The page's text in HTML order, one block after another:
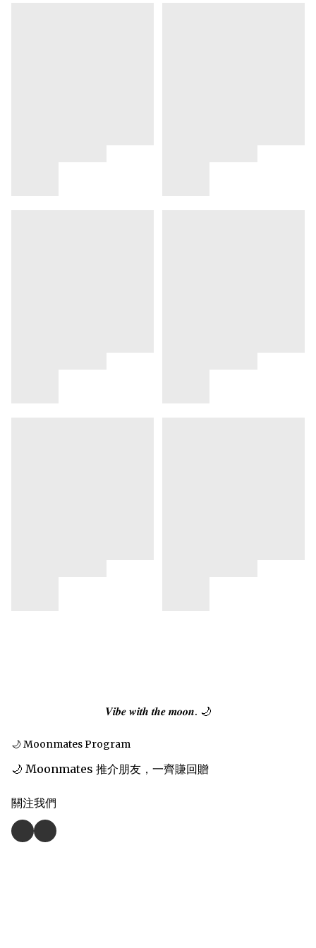
𝑽𝒊𝒃𝒆 𝒘𝒊𝒕𝒉 𝒕𝒉𝒆 𝒎𝒐𝒐𝒏. 🌙
🌙 Moonmates Program
🌙 Moonmates 推介朋友，一齊賺回贈
關注我們